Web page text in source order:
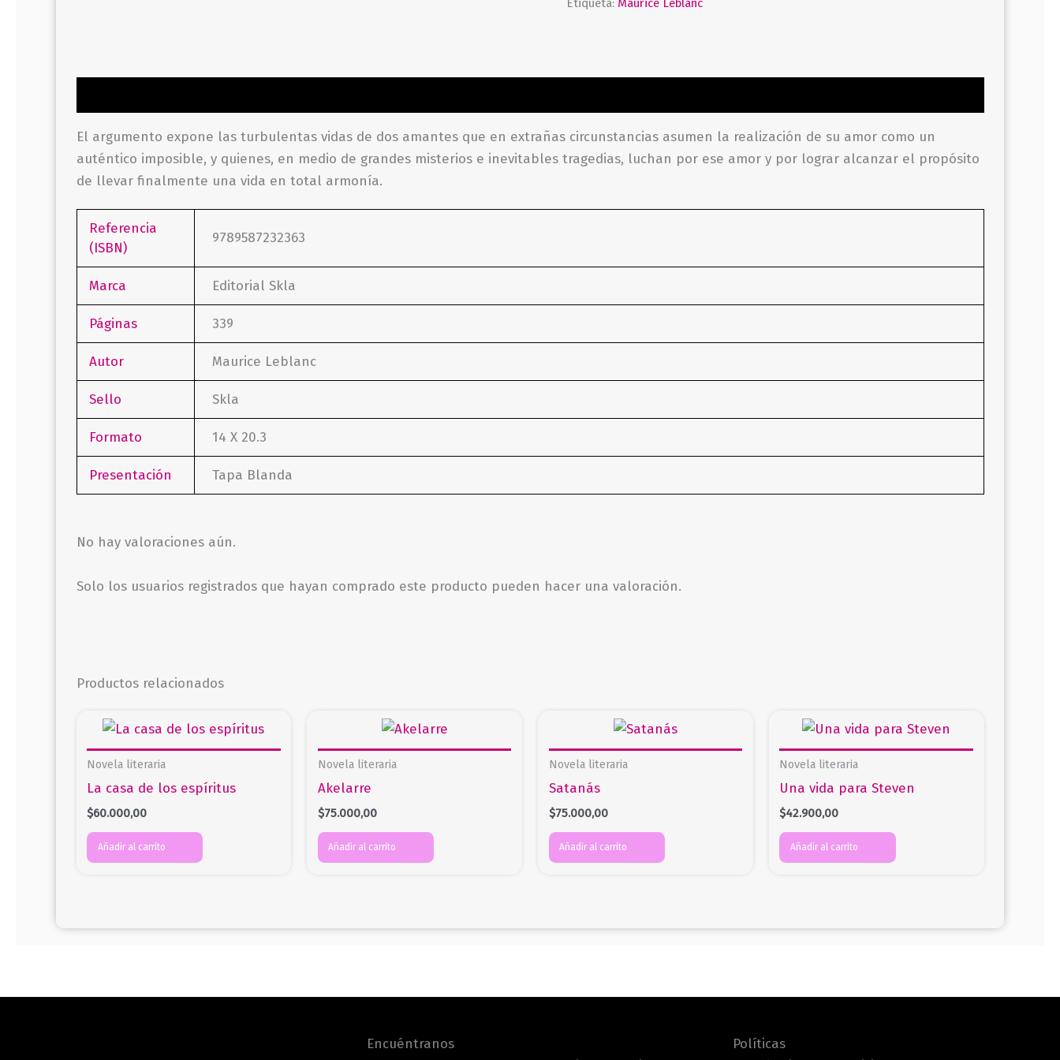
Etiqueta: Maurice Leblanc
El argumento expone las turbulentas vidas de dos amantes que en extrañas circunstancias asumen la realización de su amor como un
auténtico imposible, y quienes, en medio de grandes misterios e inevitables tragedias, luchan por ese amor y por lograr alcanzar el propósito
de llevar finalmente una vida en total armonía.
Referencia
(ISBN)
9789587232363
Marca Editorial Skla
Páginas 339
Autor Maurice Leblanc
Sello Skla
Formato 14 X 20.3
Presentación Tapa Blanda
No hay valoraciones aún.
Solo los usuarios registrados que hayan comprado este producto pueden hacer una valoración.
Productos relacionados
Novela literaria
La casa de los espíritus
$60.000,00
Añadir al carrito
Novela literaria
Akelarre
$75.000,00
Añadir al carrito
Novela literaria
Satanás
$75.000,00
Añadir al carrito
Novela literaria
Una vida para Steven
$42.900,00
Añadir al carrito
Encuéntranos
Políticas